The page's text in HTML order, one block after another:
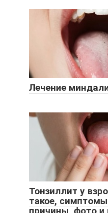
Лечение
Тонзиллит у
такое,